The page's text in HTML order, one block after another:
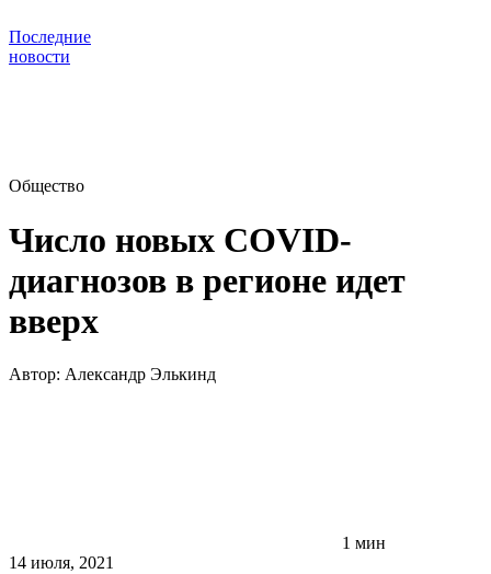
Последние
новости
Общество
Число новых COVID-
диагнозов в регионе идет
вверх
Автор: Александр Элькинд
1 мин
14 июля, 2021